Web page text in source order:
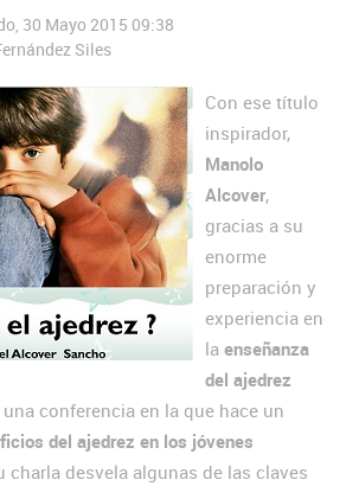
30 Mayo 2015 09:38
Siles
Con ese título
inspirador,
Manolo
Alcover,
gracias a su
enorme
preparación y
experiencia en
la enseñanza
del ajedrez
una conferencia en la que hace un
del ajedrez en los jóvenes
charla desvela algunas de las claves